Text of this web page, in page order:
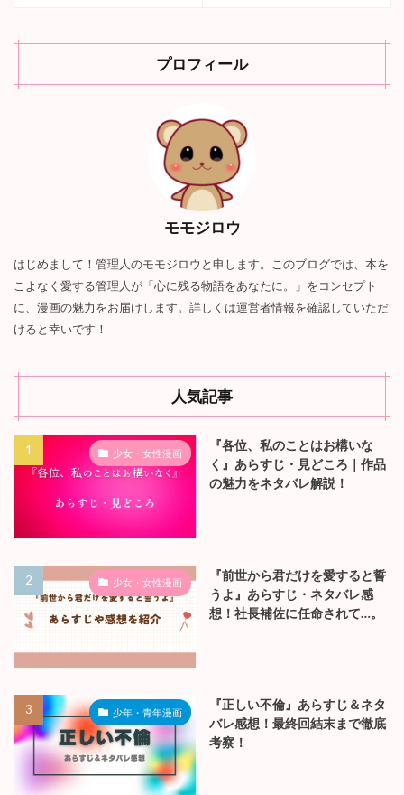
プロフィール
モモジロウ
はじめまして！管理人のモモジロウと申します。このブログでは、本を
こよなく愛する管理人が「心に残る物語をあなたに。」をコンセプト
に、漫画の魅力をお届けします。詳しくは運営者情報を確認していただ
けると幸いです！
人気記事
少女・女性漫画
『各位、私のことはお構いな
く』あらすじ・見どころ｜作品
の魅力をネタバレ解説！
少女・女性漫画
『前世から君だけを愛すると誓
うよ』あらすじ・ネタバレ感
想！社長補佐に任命されて…。
少年・青年漫画
『正しい不倫』あらすじ＆ネタ
バレ感想！最終回結末まで徹底
考察！